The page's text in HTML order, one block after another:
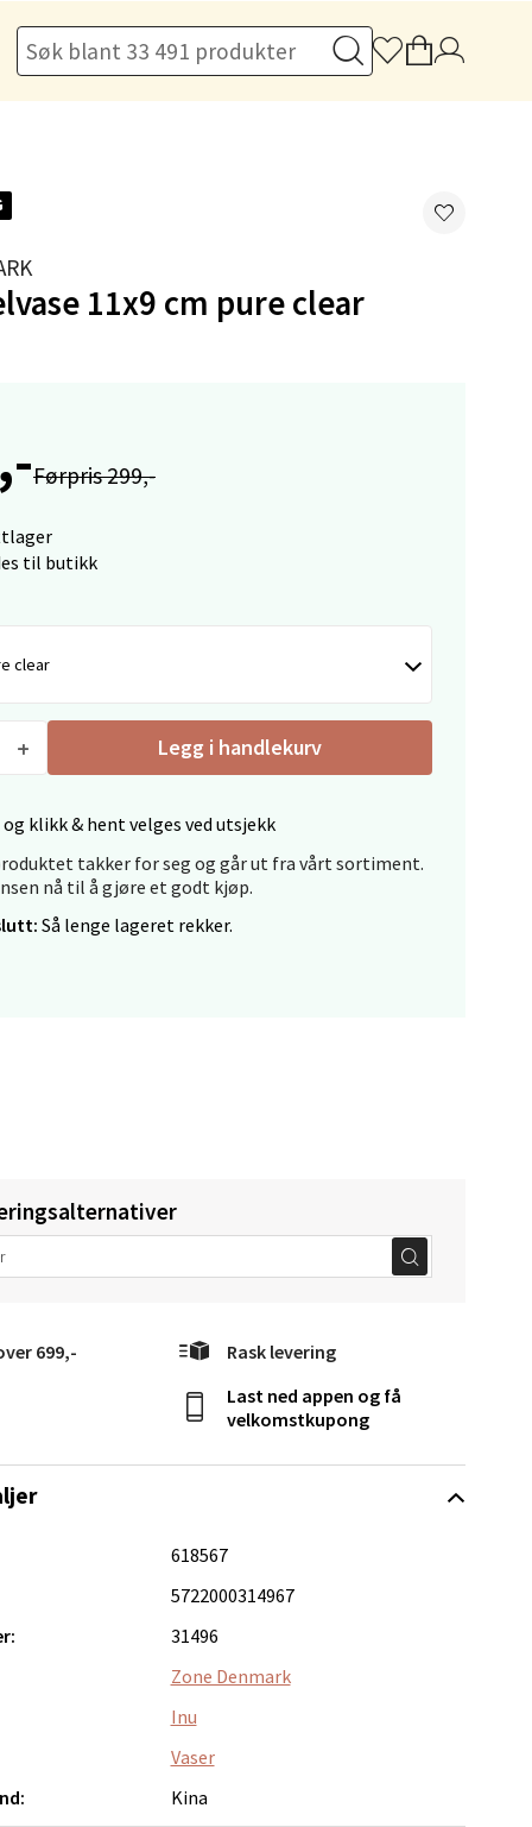
11x9 cm pure clear
Førpris 299,-
til butikk
clear
Legg i handlekurv
klikk & hent velges ved utsjekk
takker for seg og går ut fra vårt sortiment.
nå til å gjøre et godt kjøp.
Så lenge lageret rekker.
699,- Rask levering
Last ned appen og få
velkomstkupong
618567
5722000314967
31496
Zone Denmark
Inu
Vaser
Kina
Vel
g